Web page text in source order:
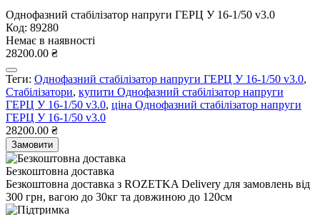
Однофазний стабілізатор напруги ГЕРЦ У 16-1/50 v3.0
Код: 89280
Немає в наявності
28200.00 ₴
Теги: Однофазний стабілізатор напруги ГЕРЦ У 16-1/50 v3.0,
Стабілізатори, купити Однофазний стабілізатор напруги
ГЕРЦ У 16-1/50 v3.0, ціна Однофазний стабілізатор напруги
ГЕРЦ У 16-1/50 v3.0
28200.00 ₴
Замовити
Безкоштовна доставка
Безкоштовна доставка з ROZETKA Delivery для замовлень від
300 грн, вагою до 30кг та довжиною до 120см